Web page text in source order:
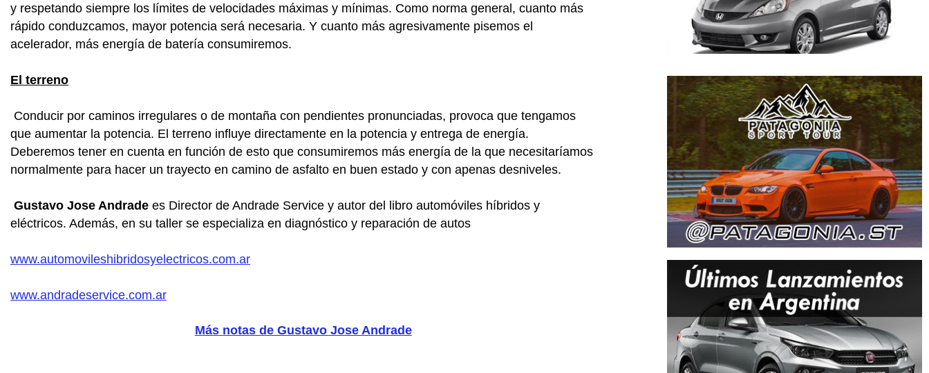
y respetando siempre los límites de velocidades máximas y mínimas. Como norma general, cuanto más
rápido conduzcamos, mayor potencia será necesaria. Y cuanto más agresivamente pisemos el
acelerador, más energía de batería consumiremos.
El terreno
Conducir por caminos irregulares o de montaña con pendientes pronunciadas, provoca que tengamos
que aumentar la potencia. El terreno influye directamente en la potencia y entrega de energía.
Deberemos tener en cuenta en función de esto que consumiremos más energía de la que necesitaríamos
normalmente para hacer un trayecto en camino de asfalto en buen estado y con apenas desniveles.
Gustavo Jose Andrade es Director de Andrade Service y autor del libro automóviles híbridos y
eléctricos. Además, en su taller se especializa en diagnóstico y reparación de autos
www.automovileshibridosyelectricos.com.ar
www.andradeservice.com.ar
Más notas de Gustavo Jose Andrade